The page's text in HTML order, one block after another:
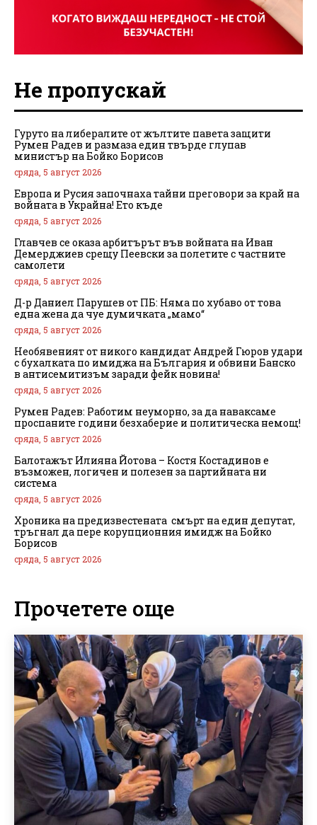
Не пропускай
Гуруто на либералите от жълтите павета защити
Румен Радев и размаза един твърде глупав
министър на Бойко Борисов
сряда, 5 август 2026
Европа и Русия започнаха тайни преговори за край на
войната в Украйна! Ето къде
сряда, 5 август 2026
Главчев се оказа арбитърът във войната на Иван
Демерджиев срещу Пеевски за полетите с частните
самолети
сряда, 5 август 2026
Д-р Даниел Парушев от ПБ: Няма по хубаво от това
една жена да чуе думичката „мамо“
сряда, 5 август 2026
Необявеният от никого кандидат Андрей Гюров удари
с бухалката по имиджа на България и обвини Банско
в антисемитизъм заради фейк новина!
сряда, 5 август 2026
Румен Радев: Работим неуморно, за да наваксаме
проспаните години безхаберие и политическа немощ!
сряда, 5 август 2026
Балотажът Илияна Йотова – Костя Костадинов е
възможен, логичен и полезен за партийната ни
система
сряда, 5 август 2026
Хроника на предизвестената смърт на един депутат,
тръгнал да пере корупционния имидж на Бойко
Борисов
сряда, 5 август 2026
Прочетете още